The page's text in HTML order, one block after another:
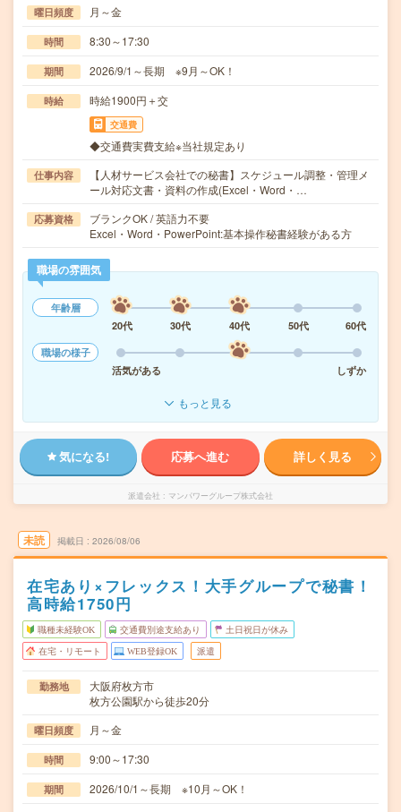
曜日頻度 月～金
時間 8:30～17:30
期間 2026/9/1～長期 ※9月～OK！
時給 時給1900円＋交
交通費
◆交通費実費支給※当社規定あり
仕事内容
【人材サービス会社での秘書】スケジュール調整・管理メ
ール対応文書・資料の作成(Excel・Word・…
応募資格
ブランクOK / 英語力不要
Excel・Word・PowerPoint:基本操作秘書経験がある方
職場の雰囲気
年齢層
20代
30代 40代 50代
60代
職場の様子
活気がある
しずか
もっと見る
気になる! 応募へ進む 詳しく見る
派遣会社 マンパワーグループ株式会社
未読 掲載日 2026/08/06
在宅あり×フレックス！大手グループで秘書！
高時給1750円
職種未経験OK 交通費別途支給あり 土日祝日が休み
在宅・リモート WEB登録OK 派遣
勤務地
大阪府枚方市
枚方公園駅から徒歩20分
曜日頻度 月～金
時間 9:00～17:30
期間
2026/10/1～長期 ※10月～OK！